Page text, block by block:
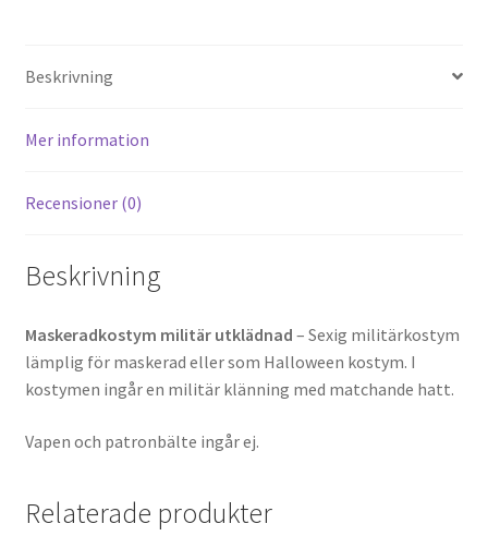
Beskrivning
Mer information
Recensioner (0)
Beskrivning
Maskeradkostym militär utklädnad – Sexig militärkostym
lämplig för maskerad eller som Halloween kostym. I
kostymen ingår en militär klänning med matchande hatt.
Vapen och patronbälte ingår ej.
Relaterade produkter